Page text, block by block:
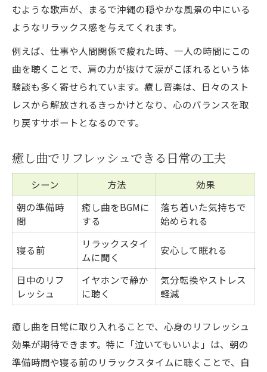
むような歌声が、まるで沖縄の穏やかな風景の中にいる
ようなリラックス感を与えてくれます。
例えば、仕事や人間関係で疲れた時、一人の時間にこの
曲を聴くことで、肩の力が抜けて涙がこぼれるという体
験談も多く寄せられています。癒し音楽は、日々のスト
レスから解放されるきっかけとなり、心のバランスを取
り戻すサポートとなるのです。
癒し曲でリフレッシュできる日常の工夫
シーン 方法
効果
朝の準備時
間
癒し曲をBGMに
する
落ち着いた気持ちで
始められる
寝る前
リラックスタイ
ムに聞く
安心して眠れる
日中のリフ
レッシュ
イヤホンで静か
に聴く
気分転換やストレス
軽減
癒し曲を日常に取り入れることで、心身のリフレッシュ
効果が期待できます。特に「泣いてもいいよ」は、朝の
準備時間や寝る前のリラックスタイムに聴くことで、自